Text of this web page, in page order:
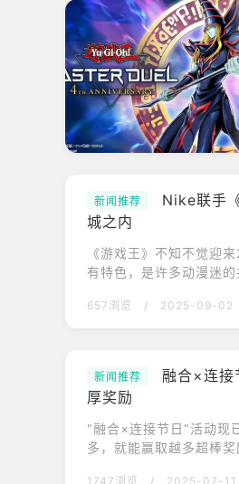
新闻推荐
Nike联手
城之内
《游戏王》不知不觉迎
有特色，是许多动漫迷
灵感的外套与真红眼黑
657浏览 / 2025-09-02
新闻推荐
融合×连接
厚奖励
"融合×连接节日"活动现
多，就能赢取越多超棒
1747浏览 / 2025-07-11